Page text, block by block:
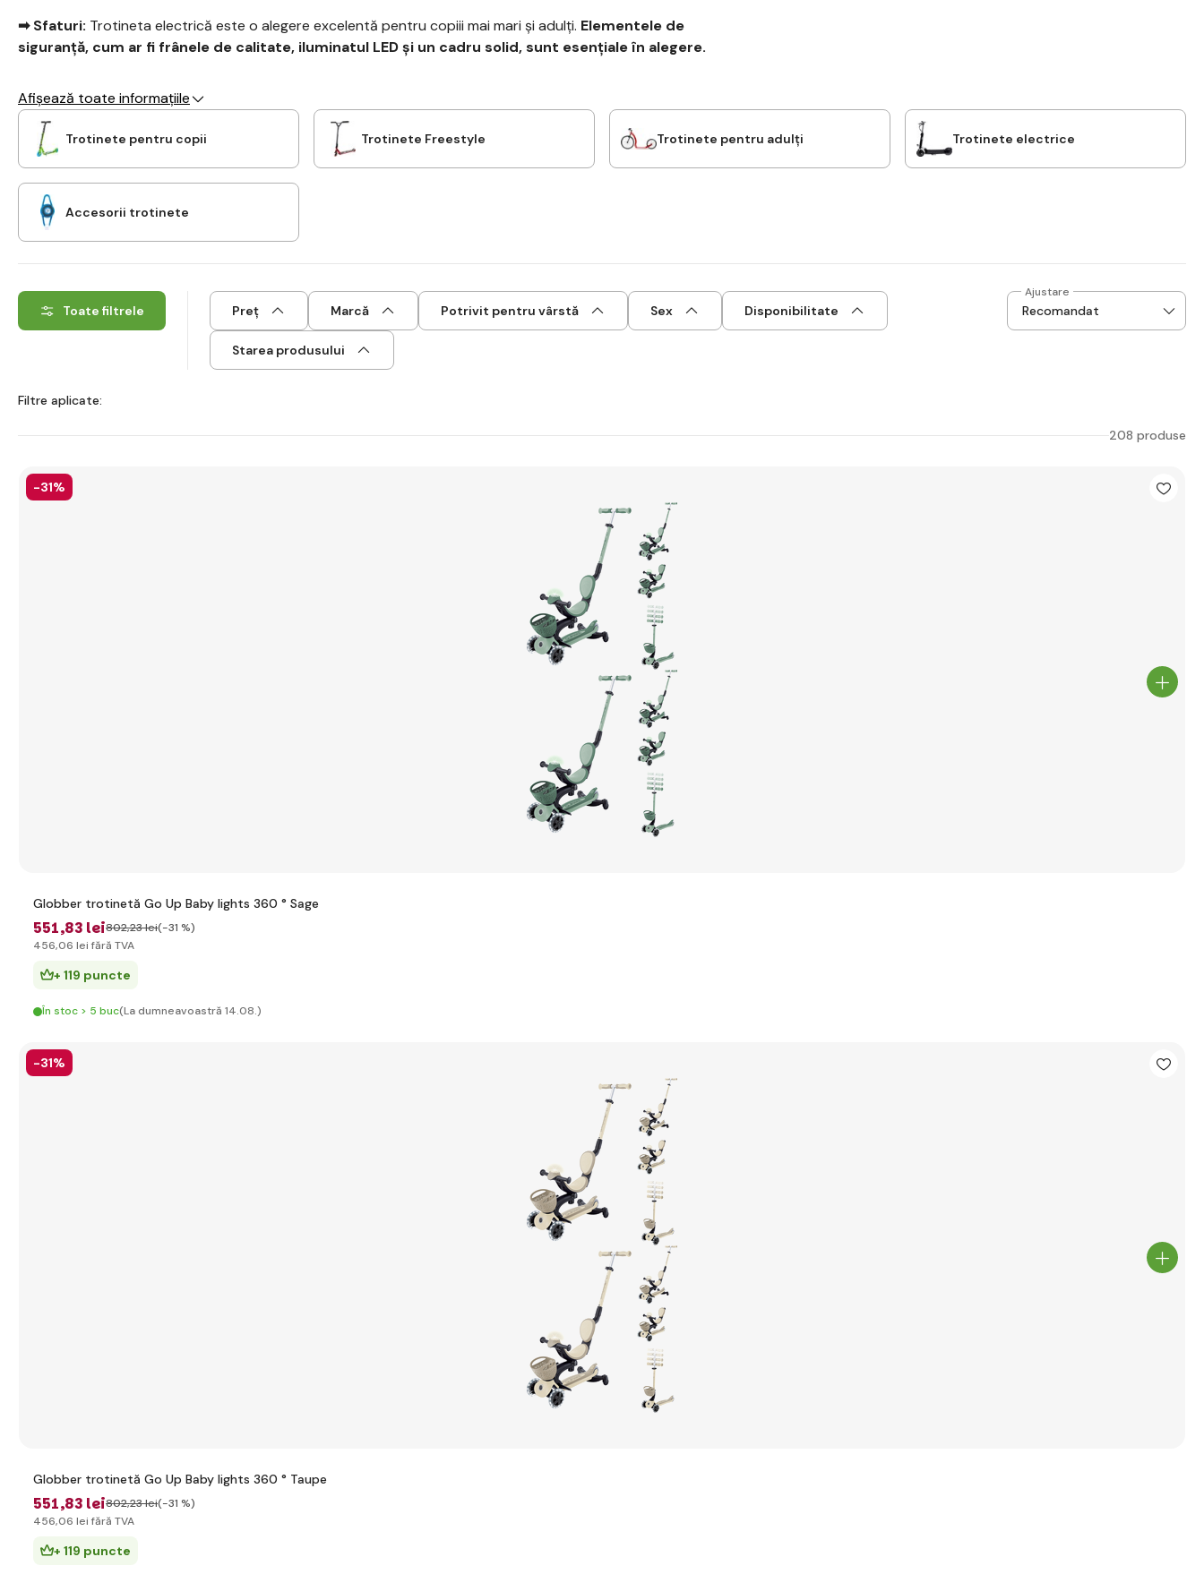
➡ Sfaturi: Trotineta electrică este o alegere excelentă pentru copiii mai mari și adulți. Elementele de
siguranță, cum ar fi frânele de calitate, iluminatul LED și un cadru solid, sunt esențiale în alegere.
Afișează toate informațiile
Trotinete pentru copii Trotinete Freestyle Trotinete pentru adulți Trotinete electrice
Accesorii trotinete
Toate filtrele Preț Marcă Potrivit pentru vârstă Sex Disponibilitate
Starea produsului
Ajustare
Filtre aplicate:
208 produse
-31%
Globber trotinetă Go Up Baby lights 360 ° Sage
551,83 lei802,23 lei(-31 %)
456,06 lei fără TVA
+ 119 puncte
În stoc > 5 buc(La dumneavoastră 14.08.)
-31%
Globber trotinetă Go Up Baby lights 360 ° Taupe
551,83 lei802,23 lei(-31 %)
456,06 lei fără TVA
+ 119 puncte